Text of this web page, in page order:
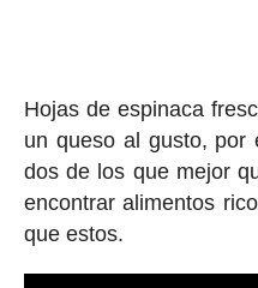
Hojas de espinaca
un queso al gusto, por
dos de los que mejor
encontrar alimentos
que estos.